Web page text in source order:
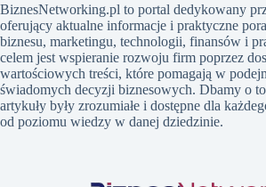
BiznesNetworking.pl to portal dedykowany
oferujący aktualne informacje i praktyczne
biznesu, marketingu, technologii, finansów i
celem jest wspieranie rozwoju firm poprzez
wartościowych treści, które pomagają w
świadomych decyzji biznesowych. Dbamy o
artykuły były zrozumiałe i dostępne dla
od poziomu wiedzy w danej dziedzinie.